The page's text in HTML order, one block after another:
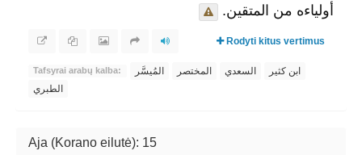
أولياءه من المتقين.
Rodyti kitus vertimus
Tafsyrai arabų kalba: المُيسَّر المختصر السعدي
ابن كثير
الطبري
Aja (Korano eilutė): 15